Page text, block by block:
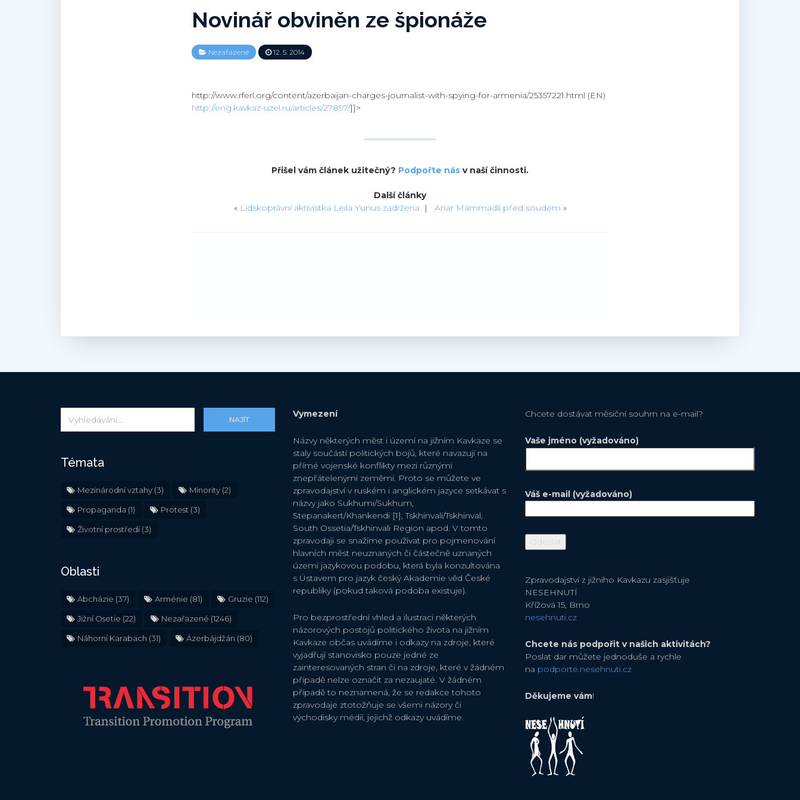
Novinář obviněn ze špionáže
Nezařazené 12. 5. 2014
http://www.rferl.org/content/azerbaijan-charges-journalist-with-spying-for-armenia/25357221.html (EN)
http://eng.kavkaz-uzel.ru/articles/27897/]]>
Přišel vám článek užitečný? Podpořte nás v naší činnosti.
Další články
« Lidskoprávní aktivistka Leila Yunus zadržena | Anar Mammadli před soudem »
NAJÍT
Témata
Mezinárodní vztahy (3) Minority (2)
Propaganda (1) Protest (3)
Životní prostředí(3)
Oblasti
Abcházie (37) Arménie (81) Gruzie (112)
Jižní Osetie (22) Nezařazené (1246)
Náhorní Karabach (31) Ázerbájdžán (80)
Vymezení
Názvy některých měst i území na jižním Kavkaze se
staly součástí politických bojů, které navazují na
přímé vojenské konflikty mezi různými
znepřátelenými zeměmi. Proto se můžete ve
zpravodajství v ruském i anglickém jazyce setkávat s
názvy jako Sukhumi/Sukhum,
Stepanakert/Khankendi [1], Tskhinvali/Tskhinval,
South Ossetia/Tskhinvali Region apod. V tomto
zpravodaji se snažíme používat pro pojmenování
hlavních měst neuznaných či částečně uznaných
území jazykovou podobu, která byla konzultována
s Ústavem pro jazyk český Akademie věd České
republiky (pokud taková podoba existuje).
Pro bezprostřední vhled a ilustraci některých
názorových postojů politického života na jižním
Kavkaze občas uvádíme i odkazy na zdroje, které
vyjadřují stanovisko pouze jedné ze
zainteresovaných stran či na zdroje, které v žádném
případě nelze označit za nezaujaté. V žádném
případě to neznamená, že se redakce tohoto
zpravodaje ztotožňuje se všemi názory či
východisky médií, jejichž odkazy uvádíme.
Chcete dostávat měsiční souhrn na e-mail?
Vaše jméno (vyžadováno)
Váš e-mail (vyžadováno)
Zpravodajství z jižního Kavkazu zasjišťuje
NESEHNUTÍ
Křížová 15, Brno
nesehnuti.cz
Chcete nás podpořit v našich aktivitách?
Poslat dar můžete jednoduše a rychle
na podporte.nesehnuti.cz
Děkujeme vám!